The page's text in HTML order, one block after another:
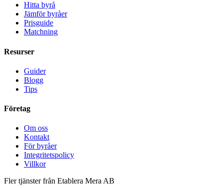
Hitta byrå
Jämför byråer
Prisguide
Matchning
Resurser
Guider
Blogg
Tips
Företag
Om oss
Kontakt
För byråer
Integritetspolicy
Villkor
Fler tjänster från Etablera Mera AB